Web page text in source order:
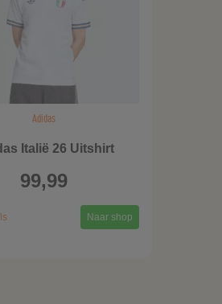
Adidas
Italië 26 Uitshirt
99,99
Naar shop